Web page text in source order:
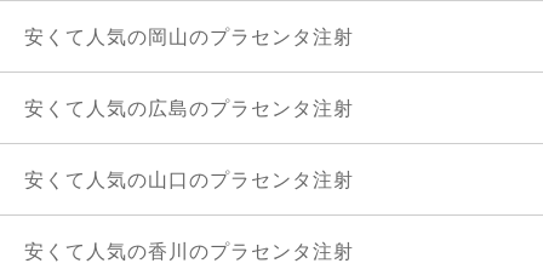
安くて人気の岡山のプラセンタ注射
安くて人気の広島のプラセンタ注射
安くて人気の山口のプラセンタ注射
安くて人気の香川のプラセンタ注射